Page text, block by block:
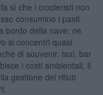
sì che i crocieristi non
consumino i pasti
bordo della nave; ne
si concentri quasi
di souvenir, taxi, bar
i costi ambientali, il
gestione dei rifiuti